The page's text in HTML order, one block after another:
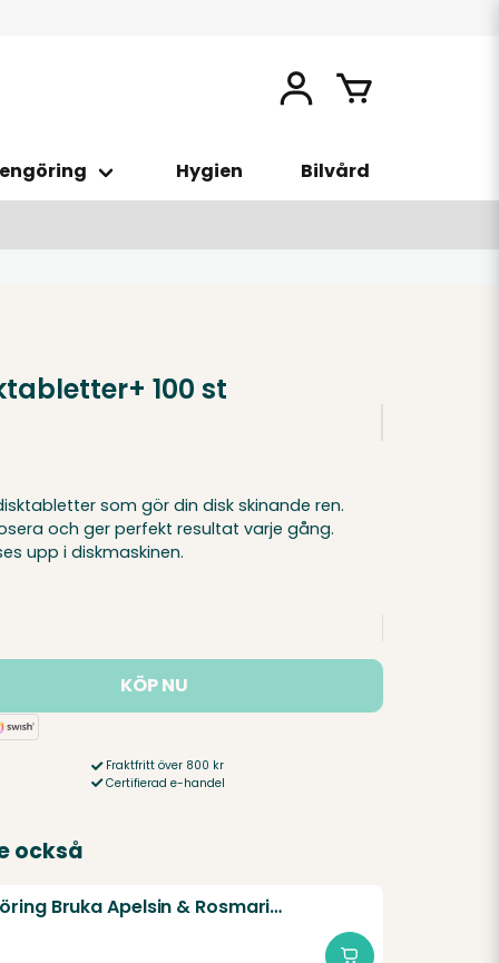
Hygien Bilvård
100 st
som gör din disk skinande ren.
och ger perfekt resultat varje gång.
upp i diskmaskinen.
KÖP NU
Fraktfritt över 800 kr
Certifierad e-handel
också
Köksrengöring Bruka Apelsin & Rosmarin 500 ml